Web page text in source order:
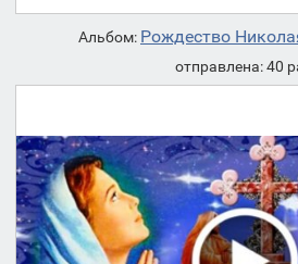
Альбом: Рождество
отправлена: 40